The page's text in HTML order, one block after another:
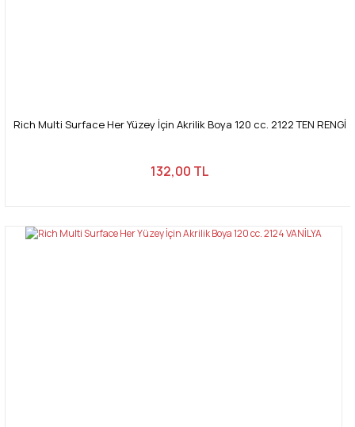
Rich Multi Surface Her Yüzey İçin Akrilik Boya 120 cc. 2122 TEN RENGİ
132,00 TL